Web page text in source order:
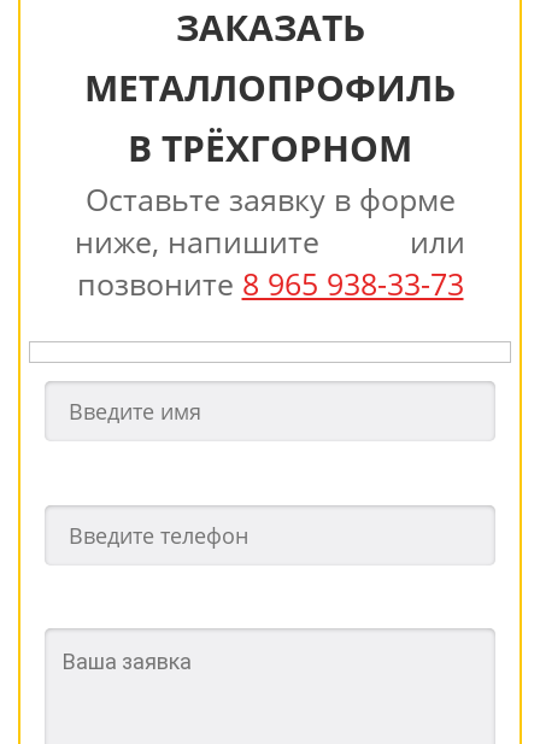
ЗАКАЗАТЬ
МЕТАЛЛОПРОФИЛЬ
В ТРЁХГОРНОМ
Оставьте заявку в форме
ниже, напишите
или
позвоните 8 965 938-33-73